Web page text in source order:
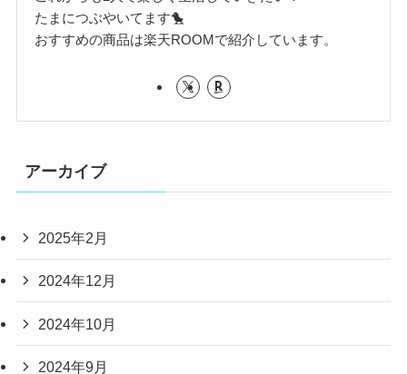
たまにつぶやいてます🐤
おすすめの商品は楽天ROOMで紹介しています。
アーカイブ
2025年2月
2024年12月
2024年10月
2024年9月